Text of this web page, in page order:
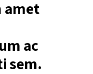
amet
ac
sem.